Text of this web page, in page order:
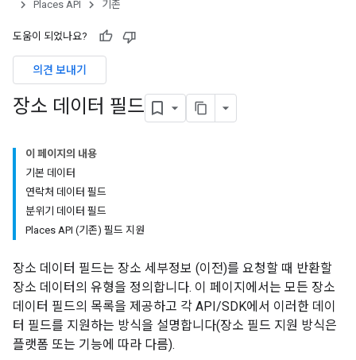
Places API 기존
도움이 되었나요?
의견 보내기
장소 데이터 필드
이 페이지의 내용
기본 데이터
연락처 데이터 필드
분위기 데이터 필드
Places API (기존) 필드 지원
장소 데이터 필드는 장소 세부정보 (이전)를 요청할 때 반환할
장소 데이터의 유형을 정의합니다. 이 페이지에서는 모든 장소
데이터 필드의 목록을 제공하고 각 API/SDK에서 이러한 데이
터 필드를 지원하는 방식을 설명합니다(장소 필드 지원 방식은
플랫폼 또는 기능에 따라 다름).